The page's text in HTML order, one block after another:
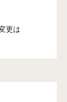
更は